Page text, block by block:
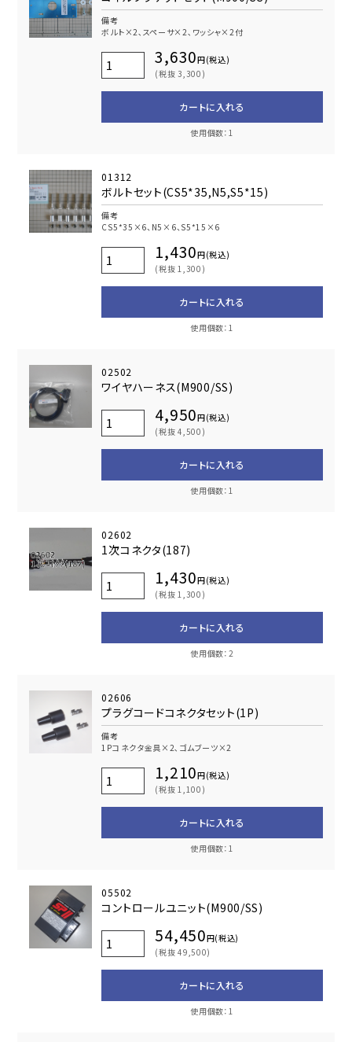
備考
ボルト×2､スペーサ×2､ワッシャ×2付
3,630円(税込)
(税抜 3,300)
カートに入れる
使用個数：1
01312
ボルトセット(CS5*35,N5,S5*15)
備考
CS5*35×6、N5×6、S5*15×6
1,430円(税込)
(税抜 1,300)
カートに入れる
使用個数：1
02502
ワイヤハーネス(M900/SS)
4,950円(税込)
(税抜 4,500)
カートに入れる
使用個数：1
02602
1次コネクタ(187)
1,430円(税込)
(税抜 1,300)
カートに入れる
使用個数：2
02606
プラグコードコネクタセット(1P)
備考
1Pコネクタ金具×2､ゴムブーツ×2
1,210円(税込)
(税抜 1,100)
カートに入れる
使用個数：1
05502
コントロールユニット(M900/SS)
54,450円(税込)
(税抜 49,500)
カートに入れる
使用個数：1